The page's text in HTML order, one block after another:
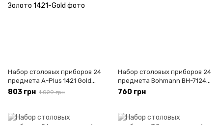
Набор столовых приборов 24
предмета A-Plus 1421 Gold
Набор столовых предметов
803 грн 1 029 грн
Набор столовых приборов 24
предмета Bohmann BH-7124L
BH-7124L-С
760 грн